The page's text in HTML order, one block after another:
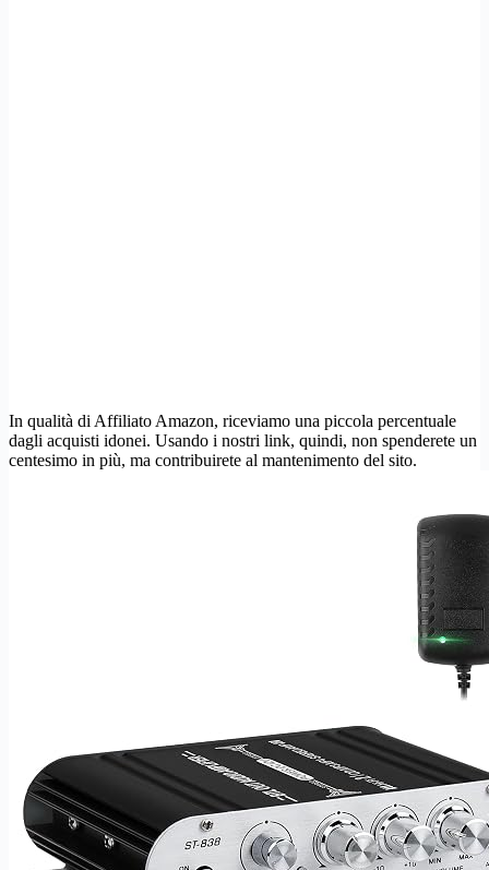
In qualità di Affiliato Amazon, riceviamo una piccola percentuale
dagli acquisti idonei. Usando i nostri link, quindi, non spenderete un
centesimo in più, ma contribuirete al mantenimento del sito.